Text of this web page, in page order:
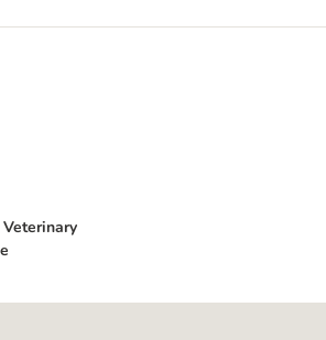
Veterinary Diet Urinary okse